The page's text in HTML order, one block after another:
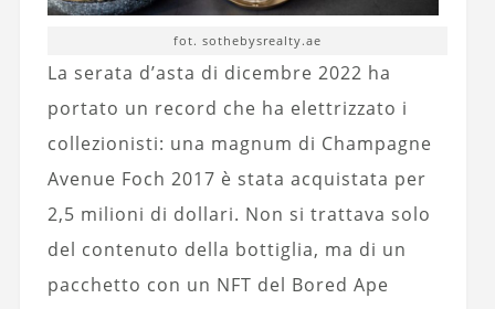
fot. sothebysrealty.ae
La serata d’asta di dicembre 2022 ha
portato un record che ha elettrizzato i
collezionisti: una magnum di Champagne
Avenue Foch 2017 è stata acquistata per
2,5 milioni di dollari. Non si trattava solo
del contenuto della bottiglia, ma di un
pacchetto con un NFT del Bored Ape